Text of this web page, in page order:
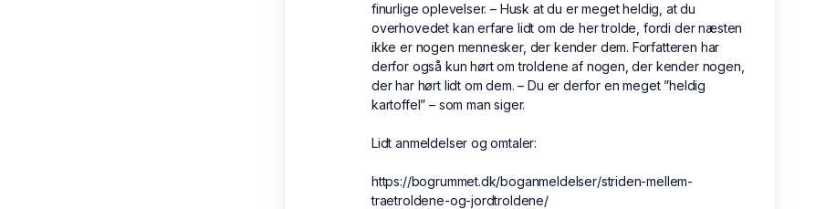
finurlige oplevelser. – Husk at du er meget heldig, at du
overhovedet kan erfare lidt om de her trolde, fordi der næsten
ikke er nogen mennesker, der kender dem. Forfatteren har
derfor også kun hørt om troldene af nogen, der kender nogen,
der har hørt lidt om dem. – Du er derfor en meget ”heldig
kartoffel” – som man siger.
Lidt anmeldelser og omtaler:
https://bogrummet.dk/boganmeldelser/striden-mellem-
traetroldene-og-jordtroldene/